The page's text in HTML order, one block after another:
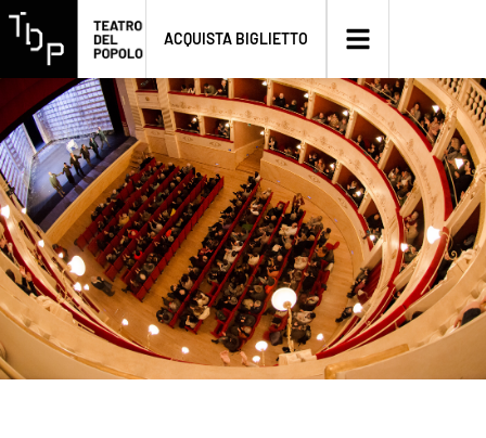
ACQUISTA BIGLIETTO